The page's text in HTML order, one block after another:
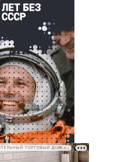
РЕКЛАМА • ООО СТРОИТЕЛЬНЫЙ ТОРГОВЫЙ ДОМ «ПЕТРОВИЧ», ИНН 7802348846